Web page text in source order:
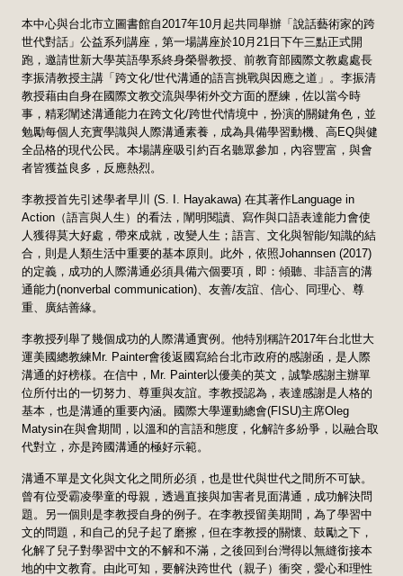
本中心與台北市立圖書館自2017年10月起共同舉辦「說話藝術家的跨
世代對話」公益系列講座，第一場講座於10月21日下午三點正式開
跑，邀請世新大學英語學系終身榮譽教授、前教育部國際文教處處長
李振清教授主講「跨文化/世代溝通的語言挑戰與因應之道」。李振清
教授藉由自身在國際文教交流與學術外交方面的歷練，佐以當今時
事，精彩闡述溝通能力在跨文化/跨世代情境中，扮演的關鍵角色，並
勉勵每個人充實學識與人際溝通素養，成為具備學習動機、高EQ與健
全品格的現代公民。本場講座吸引約百名聽眾參加，內容豐富，與會
者皆獲益良多，反應熱烈。
李教授首先引述學者早川 (S. I. Hayakawa) 在其著作Language in
Action（語言與人生）的看法，闡明閱讀、寫作與口語表達能力會使
人獲得莫大好處，帶來成就，改變人生；語言、文化與智能/知識的結
合，則是人類生活中重要的基本原則。此外，依照Johannsen (2017)
的定義，成功的人際溝通必須具備六個要項，即：傾聽、非語言的溝
通能力(nonverbal communication)、友善/友誼、信心、同理心、尊
重、廣結善緣。
李教授列舉了幾個成功的人際溝通實例。他特別稱許2017年台北世大
運美國總教練Mr. Painter會後返國寫給台北市政府的感謝函，是人際
溝通的好榜樣。在信中，Mr. Painter以優美的英文，誠摯感謝主辦單
位所付出的一切努力、尊重與友誼。李教授認為，表達感謝是人格的
基本，也是溝通的重要內涵。國際大學運動總會(FISU)主席Oleg
Matysin在與會期間，以溫和的言語和態度，化解許多紛爭，以融合取
代對立，亦是跨國溝通的極好示範。
溝通不單是文化與文化之間所必須，也是世代與世代之間所不可缺。
曾有位受霸凌學童的母親，透過直接與加害者見面溝通，成功解決問
題。另一個則是李教授自身的例子。在李教授留美期間，為了學習中
文的問題，和自己的兒子起了磨擦，但在李教授的關懷、鼓勵之下，
化解了兒子對學習中文的不解和不滿，之後回到台灣得以無縫銜接本
地的中文教育。由此可知，要解決跨世代（親子）衝突，愛心和理性